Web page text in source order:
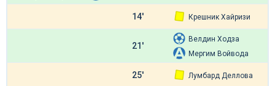
14' Крешник Хайризи
21'
Велдин Ходза
Мергим Войвода
25' Лумбард Деллова